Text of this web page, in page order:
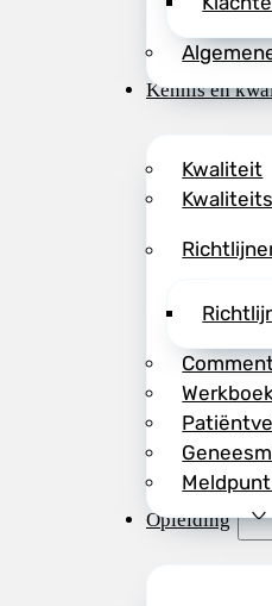
Kennis en
Kwaliteit
Opleiding